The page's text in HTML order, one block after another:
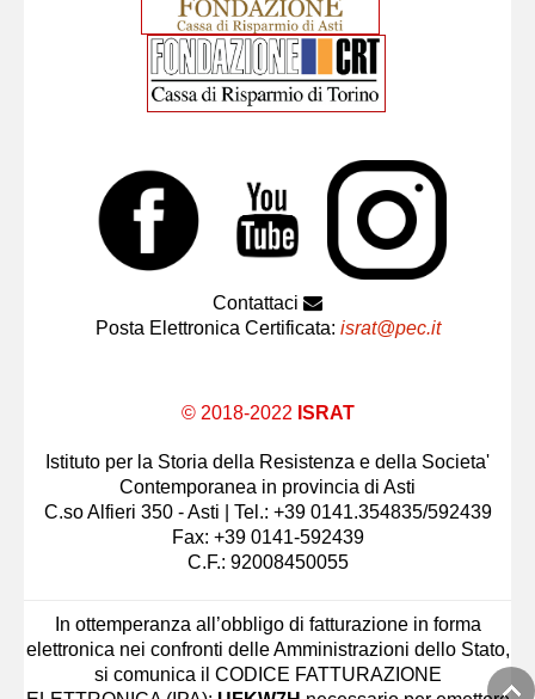
Contattaci
Posta Elettronica Certificata: israt@pec.it
© 2018-2022 ISRAT
Istituto per la Storia della Resistenza e della Societa'
Contemporanea in provincia di Asti
C.so Alfieri 350 - Asti | Tel.: +39 0141.354835/592439
Fax: +39 0141-592439
C.F.: 92008450055
In ottemperanza all’obbligo di fatturazione in forma
elettronica nei confronti delle Amministrazioni dello Stato,
si comunica il CODICE FATTURAZIONE